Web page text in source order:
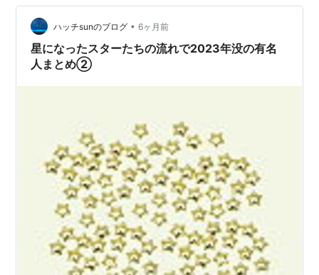
ハッチsunのブログ • 6ヶ月前
星になったスターたちの流れで2023年没の有名
人まとめ②